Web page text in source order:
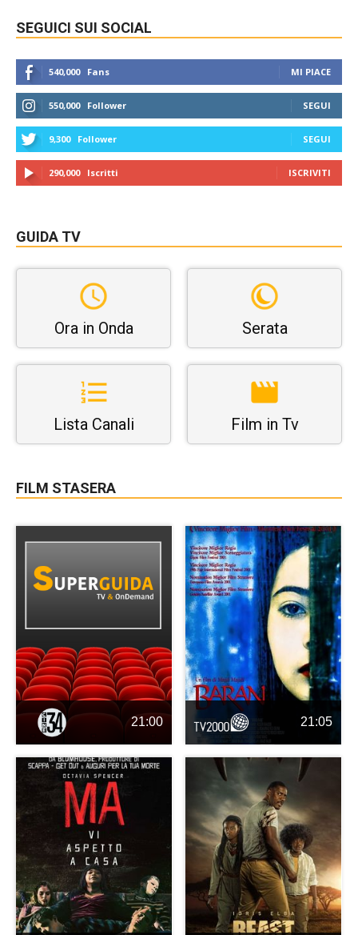
SEGUICI SUI SOCIAL
540,000 Fans MI PIACE
550,000 Follower SEGUI
9,300 Follower SEGUI
290,000 Iscritti ISCRIVITI
GUIDA TV
Ora in Onda Serata
Lista Canali Film in Tv
FILM STASERA
21:00 21:05